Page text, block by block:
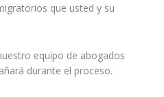
que usted y su
equipo de abogados
durante el proceso.